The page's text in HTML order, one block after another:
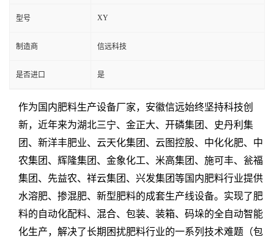
型号 XY
制造商 信远科技
是否进口 是
作为国内肥料生产设备厂家，安徽信远始终坚持科技创
新，近年来为湖北三宁、金正大、开磷集团、史丹利集
团、新洋丰肥业、云天化集团、云图控股、中化化肥、中
农集团、辉隆集团、金象化工、米高集团、施可丰、瓮福
集团、先益农、祥云集团、兴发集团等国内肥料行业提供
水溶肥、掺混肥、新型肥料的成套生产线设备。实现了肥
料的自动化配料、混合、包装、装箱、码垛的全自动智能
化生产，解决了长期困扰肥料行业的一系列技术难题（包